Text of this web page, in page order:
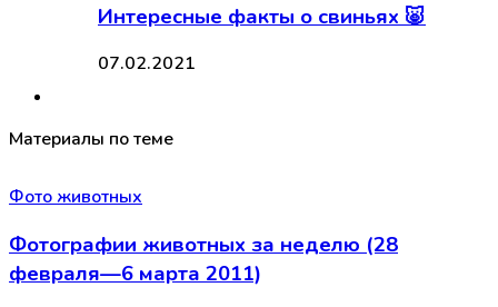
Интересные факты о свиньях 🐷
07.02.2021
Материалы по теме
Фото животных
Фотографии животных за неделю (28
февраля—6 марта 2011)